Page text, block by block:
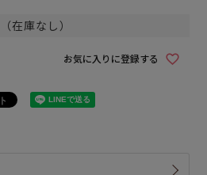
在庫なし）
お気に入りに登録する